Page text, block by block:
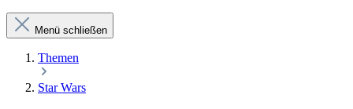
Menü schließen
Themen
Star Wars